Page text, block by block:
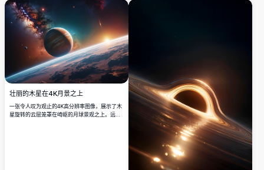
壮丽的木星在4K月景之上
一张令人叹为观止的4K高分辨率图像，展示了木
星旋转的云层笼罩在崎岖的月球景观之上。远处